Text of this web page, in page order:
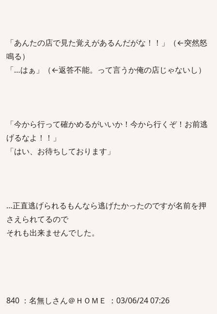
「あんたの店で見た覚えがあるんだがな！！」（←突然怒
鳴る）
「…はぁ」（←返答不能。って言うか俺の店じゃないし）
「今から行って確かめるがいいか！今から行くぞ！お前逃
げるなよ！！」
「はい、お待ちしております」
…正直逃げられるもんなら逃げたかったのですが名前を押
さえられてるので
それも出来ませんでした。
840 ：名無しさん＠ＨＯＭＥ ：03/06/24 07:26